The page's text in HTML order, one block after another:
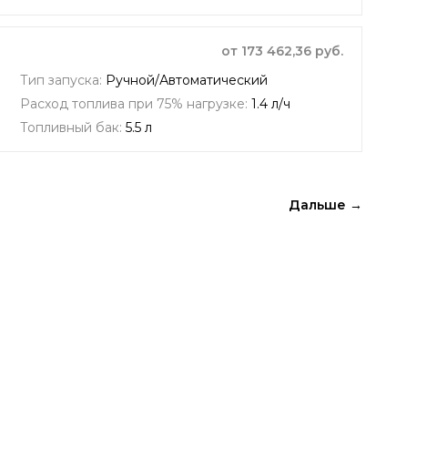
от 173 462,36 руб.
Тип запуска: Ручной/Автоматический
Расход топлива при 75% нагрузке: 1.4 л/ч
Топливный бак: 5.5 л
Дальше →